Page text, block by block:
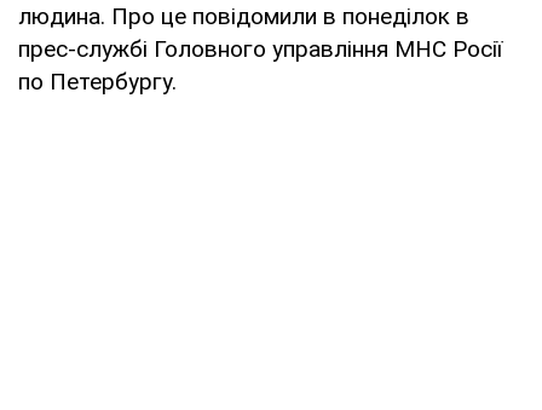
людина. Про це повідомили в понеділок в
прес-службі Головного управління МНС Росії
по Петербургу.